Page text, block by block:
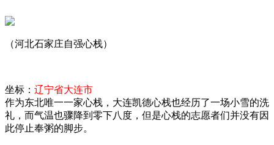
（河北石家庄自强心栈）
坐标： 辽宁省大连市
作为东北唯一一家心栈，大连凯德心栈也经历了一场小雪的洗
礼，而气温也骤降到零下八度，但是心栈的志愿者们并没有因
此停止奉粥的脚步。